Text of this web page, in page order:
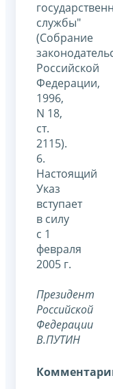
службы"
(Собрание
Российской
Федерации,
1996,
N 18,
ст.
2115).
6.
Настоящий
Указ
вступает
в силу
с 1
февраля
2005 г.
Президент
Российской
Федерации
В.ПУТИН